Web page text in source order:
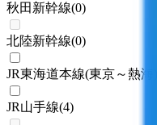
秋田新幹線(0)
北陸新幹線(0)
JR東海道本線(東京～熱海)
JR山手線(4)